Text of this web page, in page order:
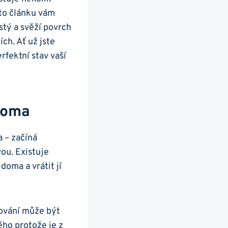
článku vám
⁢a svěží povrch
Ať už ‍jste
stav vaší
– začíná
Existuje‌
a ‍vrátit jí
může ⁢být